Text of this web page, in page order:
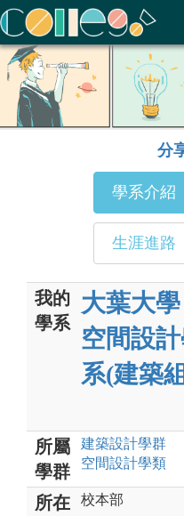
ColleGo! 大學選才與高中育才
分
學系介紹
生涯進路
我的
學系
大葉大學
空間設
系(建築
所屬
學群
建築設計學群
空間設計學類
所在
校本部